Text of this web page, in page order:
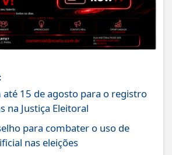
15 de agosto para o registro
na Justiça Eleitoral
para combater o uso de
nas eleições